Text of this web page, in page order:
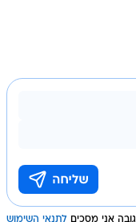
אני מסכים לתנאי השימוש